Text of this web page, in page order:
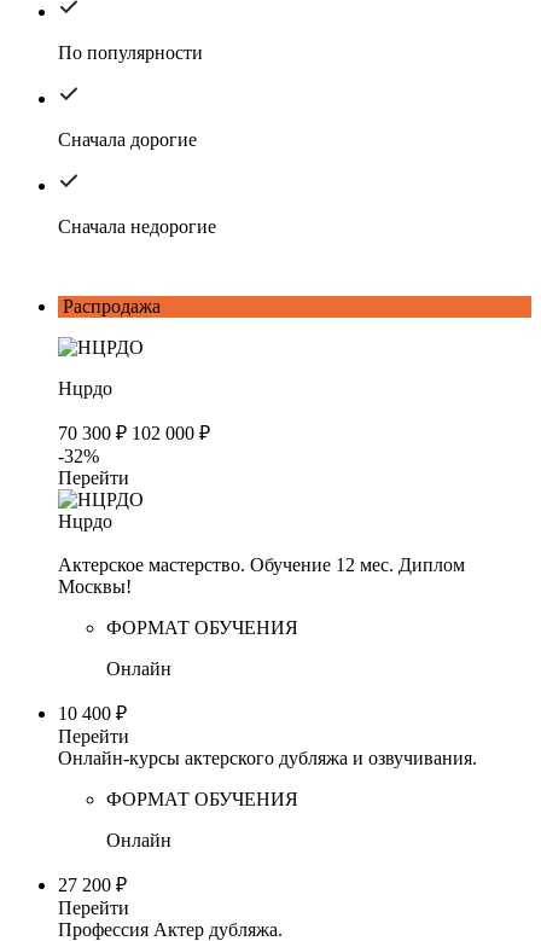
По популярности
Сначала дорогие
Сначала недорогие
Распродажа
Нцрдо
70 300 ₽ 102 000 ₽
-32%
Перейти
Нцрдо
Актерское мастерство. Обучение 12 мес. Диплом
Москвы!
ФОРМАТ ОБУЧЕНИЯ
Онлайн
10 400 ₽
Перейти
Онлайн-курсы актерского дубляжа и озвучивания.
ФОРМАТ ОБУЧЕНИЯ
Онлайн
27 200 ₽
Перейти
Профессия Актер дубляжа.